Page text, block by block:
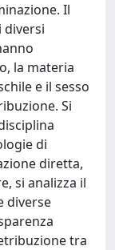
Il
diversi
la materia
e il sesso
Si
di
diretta,
si analizza il
diverse
tra